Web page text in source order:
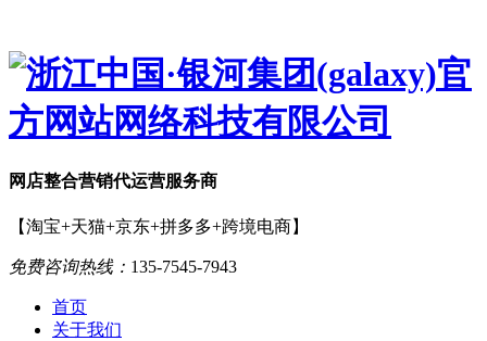
网店整合营销代运营服务商
【淘宝+天猫+京东+拼多多+跨境电商】
免费咨询热线： 135-7545-7943
首页
关于我们